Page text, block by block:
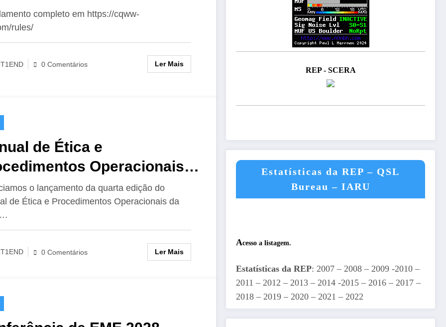
completo em https://cqww-
rules/
0 Comentários Ler Mais
de Ética e
Operacionais
para o Radioamador,
o lançamento da quarta edição do
de Ética e Procedimentos Operacionais da
0 Comentários Ler Mais
REP - SCERA
Estatísticas da REP – QSL
Bureau – IARU
Acesso a listagem.
Estatísticas da REP: 2007 – 2008 – 2009 -2010 –
2011 – 2012 – 2013 – 2014 -2015 – 2016 – 2017 –
2018 – 2019 – 2020 – 2021 – 2022